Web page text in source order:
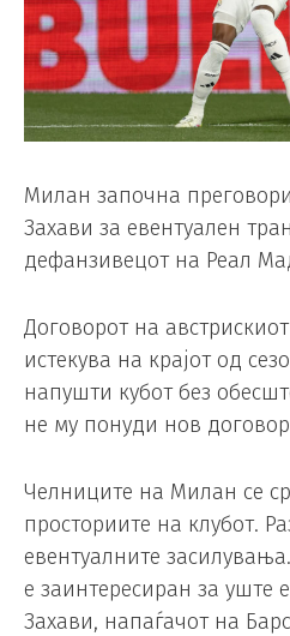
Милан започна
Захави за евентуален
дефанзивецот на Реал
Договорот на
истекува на крајот од
напушти кубот без
не му понуди нов
Челниците на Милан се
просториите на клубот.
евентуалните
е заинтересиран за уште
Захави, напаѓачот на